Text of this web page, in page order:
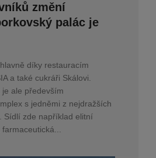
změní
palác je
díky restauracím
a také cukráři Skálovi.
je ale především
s jedněmi z nejdražších
Sídlí zde například elitní